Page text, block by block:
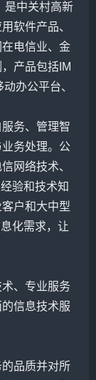
是中关村高新
软件产品、
电信业、金
产品包括IM
办公平台、
务、管理智
务处理。公
网络技术、
验和技术知
户和大中型
化需求，让
、专业服务
信息技术服
品质并对所